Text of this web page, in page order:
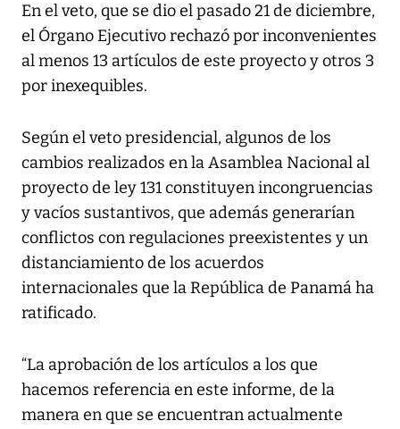
En el veto, que se dio el pasado 21 de diciembre,
el Órgano Ejecutivo rechazó por inconvenientes
al menos 13 artículos de este proyecto y otros 3
por inexequibles.
Según el veto presidencial, algunos de los
cambios realizados en la Asamblea Nacional al
proyecto de ley 131 constituyen incongruencias
y vacíos sustantivos, que además generarían
conflictos con regulaciones preexistentes y un
distanciamiento de los acuerdos
internacionales que la República de Panamá ha
ratificado.
“La aprobación de los artículos a los que
hacemos referencia en este informe, de la
manera en que se encuentran actualmente